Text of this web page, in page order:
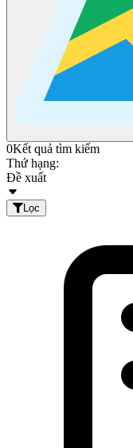
0Kết quả tìm kiếm
Thứ hạng:
Đề xuất
Lọc